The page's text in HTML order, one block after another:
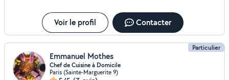
Voir le profil Contacter
Particulier
Emmanuel Mothes
Chef de Cuisine à Domicile
Paris (Sainte-Marguerite 9)